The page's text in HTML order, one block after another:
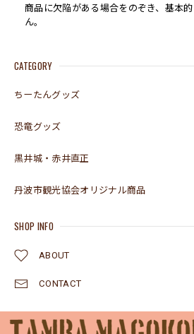
CATEGORY
ちーたんグッズ
恐竜グッズ
黒井城・赤井直正
丹波市観光協会オリジナル商品
SHOP INFO
ABOUT
CONTACT
商品に欠陥がある場合をのぞき、基本
ん。